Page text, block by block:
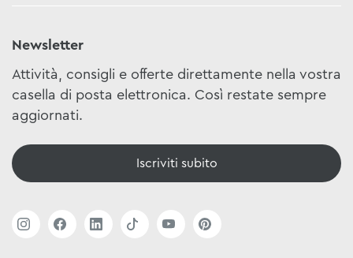
Newsletter
Attività, consigli e offerte direttamente nella vostra
casella di posta elettronica. Così restate sempre
aggiornati.
Iscriviti subito